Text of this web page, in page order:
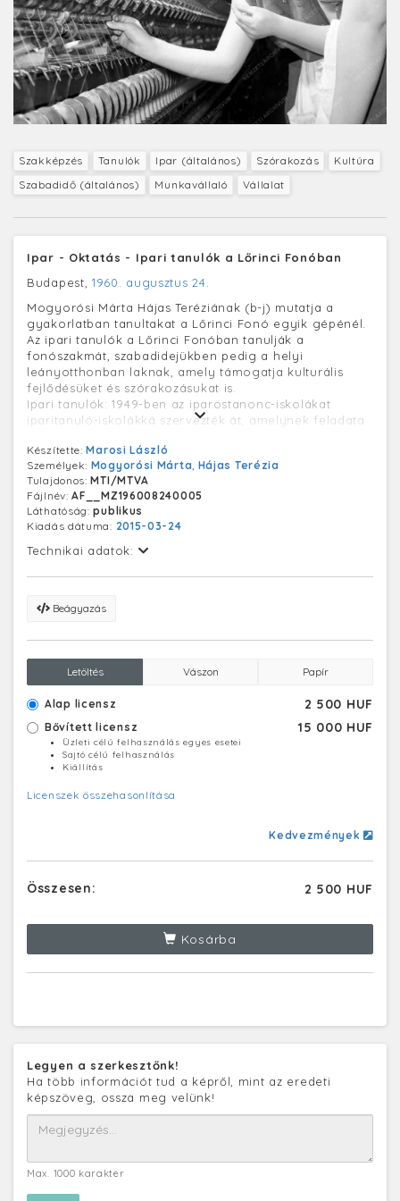
Szakképzés Tanulók Ipar (általános) Szórakozás
Kultúra
Szabadidő (általános)
Munkavállaló Vállalat
Ipar - Oktatás - Ipari tanulók a Lőrinci Fonóban
Budapest, 1960. augusztus 24.
Mogyorósi Márta Hájas Teréziának (b-j) mutatja a
gyakorlatban tanultakat a Lőrinci Fonó egyik gépénél.
Az ipari tanulók a Lőrinci Fonóban tanulják a
fonószakmát, szabadidejükben pedig a helyi
leányotthonban laknak, amely támogatja kulturális
fejlődésüket és szórakozásukat is.
Ipari tanulók: 1949-ben az iparostanonc-iskolákat
iparitanuló-iskolákká szervezték át, amelynek feladata
három évfolyamos ipariskolákban (későbbi nevükön
szakmunkásképző iskolákban) az általános iskola
elvégzése után tanulhattak tovább a fiatalok. 1961-től a
közoktatás részévé vált a szakmunkásképzés. 1964-ben
létrehozták az emelt szintű szakmunkásképző iskolát, a
hároméves képzés után az itt végzett tanulók két év
alatt szerezhettek érettségi bizonyítványt a dolgozók
iskolák 1973-tól kezdve fokozatosan megszűntek.
Készítette:Marosi László
Személyek: Mogyorósi Márta, Hájas Terézia
Tulajdonos:MTI/MTVA
Fájlnév:AF__MZ196008240005
Láthatóság:publikus
Kiadás dátuma: 2015-03-24
Technikai adatok:
Beágyazás
Letöltés Vászon Papír
Alap licensz 2 500 HUF
Bővített licensz 15 000 HUF
Üzleti célú felhasználás egyes esetei
Sajtó célú felhasználás
Kiállítás
Licenszek összehasonlítása
Kedvezmények
Összesen: 2 500 HUF
Kosárba
Legyen a szerkesztőnk!
Ha több információt tud a képről, mint az eredeti
képszöveg, ossza meg velünk!
Max. 1000 karakter